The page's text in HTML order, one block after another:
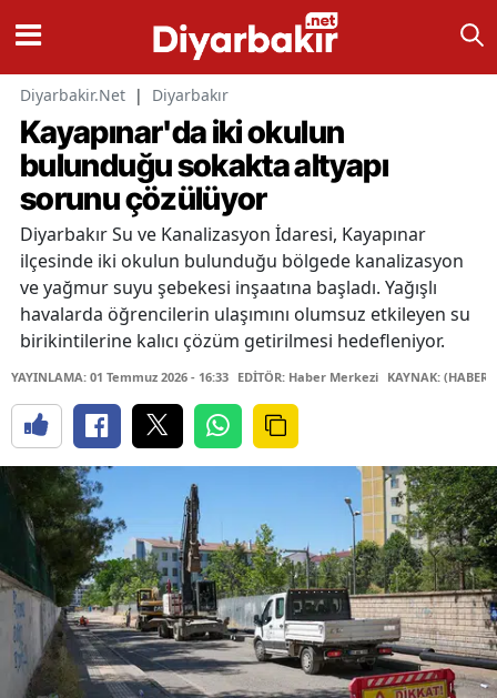
Diyarbakir.Net | Diyarbakır
Kayapınar'da iki okulun
bulunduğu sokakta altyapı
sorunu çözülüyor
Diyarbakır Su ve Kanalizasyon İdaresi, Kayapınar
ilçesinde iki okulun bulunduğu bölgede kanalizasyon
ve yağmur suyu şebekesi inşaatına başladı. Yağışlı
havalarda öğrencilerin ulaşımını olumsuz etkileyen su
birikintilerine kalıcı çözüm getirilmesi hedefleniyor.
YAYINLAMA: 01 Temmuz 2026 - 16:33 EDİTÖR: Haber Merkezi KAYNAK: (HABER